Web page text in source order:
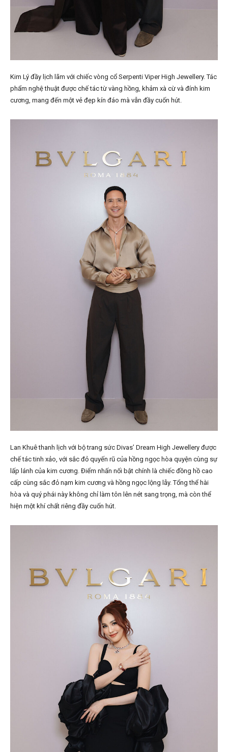
Kim Lý đầy lịch lãm với chiếc vòng cổ Serpenti Viper High Jewellery. Tác
phẩm nghệ thuật được chế tác từ vàng hồng, khảm xà cừ và đính kim
cương, mang đến một vẻ đẹp kín đáo mà vẫn đầy cuốn hút.
Lan Khuê thanh lịch với bộ trang sức Divas’ Dream High Jewellery được
chế tác tinh xảo, với sắc đỏ quyến rũ của hồng ngọc hòa quyện cùng sự
lấp lánh của kim cương. Điểm nhấn nối bật chính là chiếc đồng hồ cao
cấp cùng sắc đỏ nạm kim cương và hồng ngọc lộng lẫy. Tổng thể hài
hòa và quý phái này không chỉ làm tôn lên nét sang trọng, mà còn thể
hiện một khí chất riêng đầy cuốn hút.